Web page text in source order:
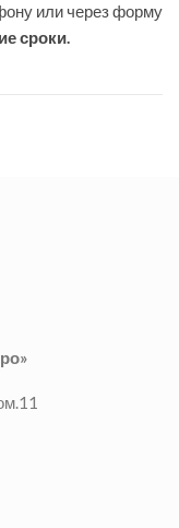
или через форму
сроки.